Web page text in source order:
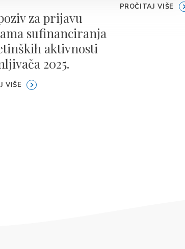
za prijavu
sufinanciranja
aktivnosti
2025.
VIŠE
PROČITAJ VIŠE